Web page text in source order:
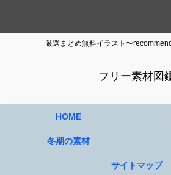
厳選まとめ無料イラスト〜
フリー素材図
HOME
冬期の素材
サイトマップ